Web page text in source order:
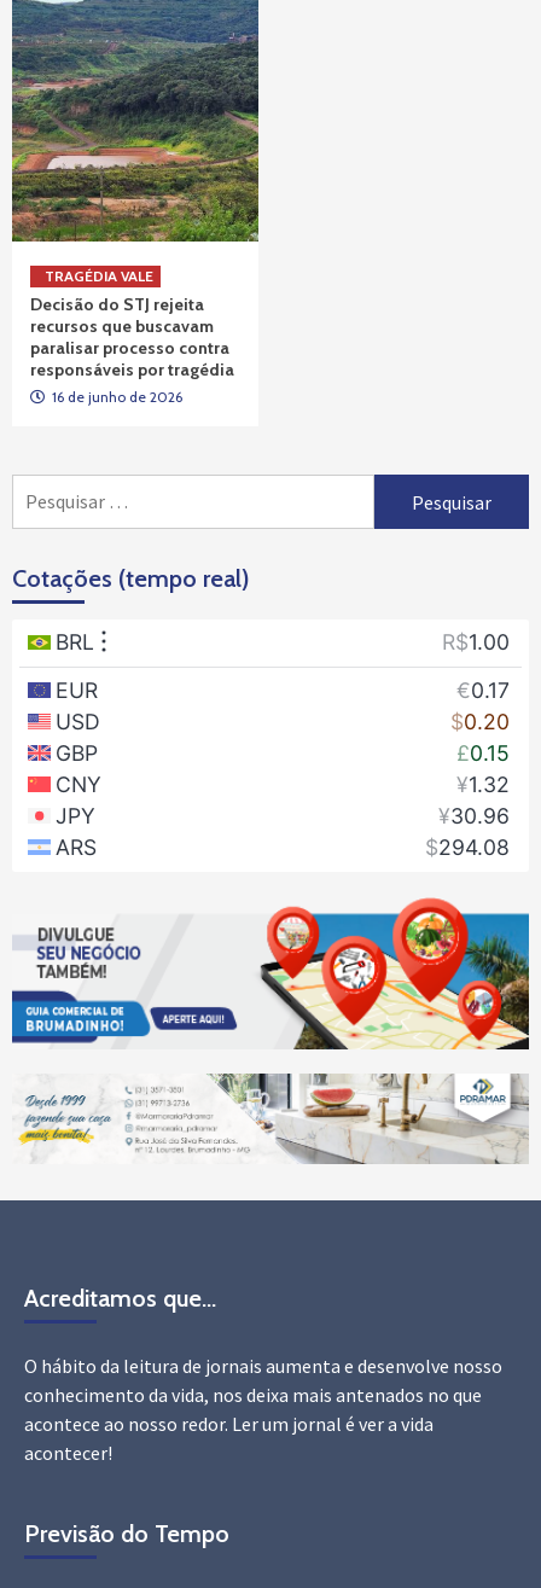
TRAGÉDIA VALE
Decisão do STJ rejeita
recursos que buscavam
paralisar processo contra
responsáveis por tragédia
16 de junho de 2026
Cotações (tempo real)
Acreditamos que…
O hábito da leitura de jornais aumenta e desenvolve nosso
conhecimento da vida, nos deixa mais antenados no que
acontece ao nosso redor. Ler um jornal é ver a vida
acontecer!
Previsão do Tempo